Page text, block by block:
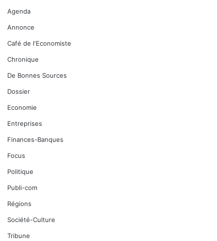
Agenda
Annonce
Café de l'Economiste
Chronique
De Bonnes Sources
Dossier
Economie
Entreprises
Finances-Banques
Focus
Politique
Publi-com
Régions
Société-Culture
Tribune